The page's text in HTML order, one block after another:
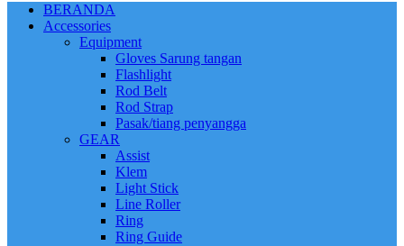
BERANDA
Accessories
Equipment
Gloves Sarung tangan
Flashlight
Rod Belt
Rod Strap
Pasak/tiang penyangga
GEAR
Assist
Klem
Light Stick
Line Roller
Ring
Ring Guide